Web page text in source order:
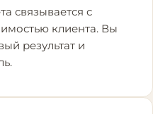
связывается с
клиента. Вы
результат и